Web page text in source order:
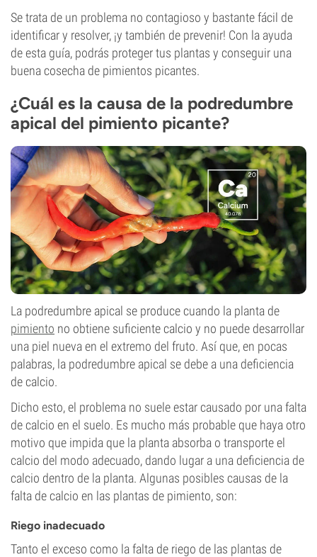
Se trata de un problema no contagioso y bastante fácil de
identificar y resolver, ¡y también de prevenir! Con la ayuda
de esta guía, podrás proteger tus plantas y conseguir una
buena cosecha de pimientos picantes.
¿Cuál es la causa de la podredumbre
apical del pimiento picante?
La podredumbre apical se produce cuando la planta de
pimiento no obtiene suficiente calcio y no puede desarrollar
una piel nueva en el extremo del fruto. Así que, en pocas
palabras, la podredumbre apical se debe a una deficiencia
de calcio.
Dicho esto, el problema no suele estar causado por una falta
de calcio en el suelo. Es mucho más probable que haya otro
motivo que impida que la planta absorba o transporte el
calcio del modo adecuado, dando lugar a una deficiencia de
calcio dentro de la planta. Algunas posibles causas de la
falta de calcio en las plantas de pimiento, son:
Riego inadecuado
Tanto el exceso como la falta de riego de las plantas de